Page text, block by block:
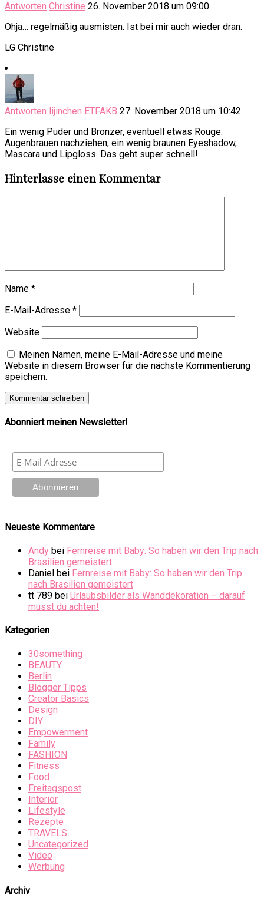
Antworten Christine 26. November 2018 um 09:00
Ohja… regelmäßig ausmisten. Ist bei mir auch wieder dran.
LG Christine
Antworten lijinchen ETFAKB 27. November 2018 um 10:42
Ein wenig Puder und Bronzer, eventuell etwas Rouge.
Augenbrauen nachziehen, ein wenig braunen Eyeshadow,
Mascara und Lipgloss. Das geht super schnell!
Hinterlasse einen Kommentar
Name *
E-Mail-Adresse *
Website
Meinen Namen, meine E-Mail-Adresse und meine
Website in diesem Browser für die nächste Kommentierung
speichern.
Abonniert meinen Newsletter!
Neueste Kommentare
Andy bei Fernreise mit Baby: So haben wir den Trip nach
Brasilien gemeistert
Daniel bei Fernreise mit Baby: So haben wir den Trip
nach Brasilien gemeistert
tt 789 bei Urlaubsbilder als Wanddekoration – darauf
musst du achten!
Kategorien
30something
BEAUTY
Berlin
Blogger Tipps
Creator Basics
Design
DIY
Empowerment
Family
FASHION
Fitness
Food
Freitagspost
Interior
Lifestyle
Rezepte
TRAVELS
Uncategorized
Video
Werbung
Archiv